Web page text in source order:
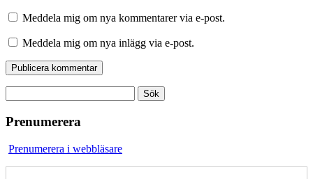
Meddela mig om nya kommentarer via e-post.
Meddela mig om nya inlägg via e-post.
efter:
Prenumerera
Prenumerera i webbläsare